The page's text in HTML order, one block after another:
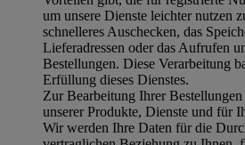
um unsere Dienste leichter nutzen
schnelleres Auschecken, das
Lieferadressen oder das Aufrufen
Bestellungen. Diese Verarbeitung
Erfüllung dieses Dienstes.
Zur Bearbeitung Ihrer
unserer Produkte, Dienste und für
Wir werden Ihre Daten für die